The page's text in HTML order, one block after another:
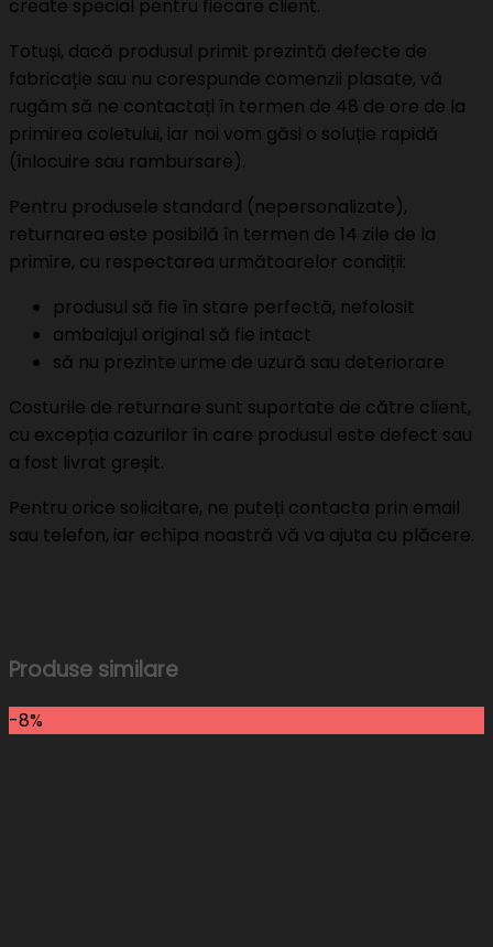
create special pentru fiecare client.
Totuși, dacă produsul primit prezintă defecte de
fabricație sau nu corespunde comenzii plasate, vă
rugăm să ne contactați în termen de 48 de ore de la
primirea coletului, iar noi vom găsi o soluție rapidă
(înlocuire sau rambursare).
Pentru produsele standard (nepersonalizate),
returnarea este posibilă în termen de 14 zile de la
primire, cu respectarea următoarelor condiții:
produsul să fie în stare perfectă, nefolosit
ambalajul original să fie intact
să nu prezinte urme de uzură sau deteriorare
Costurile de returnare sunt suportate de către client,
cu excepția cazurilor în care produsul este defect sau
a fost livrat greșit.
Pentru orice solicitare, ne puteți contacta prin email
sau telefon, iar echipa noastră vă va ajuta cu plăcere.
Produse similare
-8%